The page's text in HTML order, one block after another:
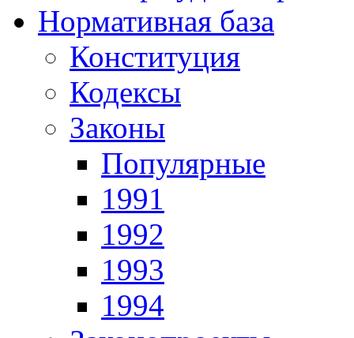
Нормативная база
Конституция
Кодексы
Законы
Популярные
1991
1992
1993
1994